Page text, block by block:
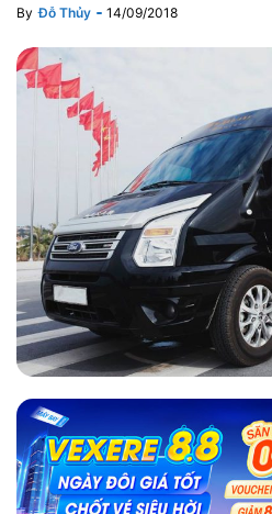
By Đỗ Thủy 14/09/2018